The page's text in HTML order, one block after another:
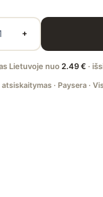
+
Lietuvoje nuo 2.49 € ·
· Paysera ·